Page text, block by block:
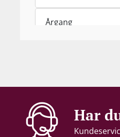
Årgang
Alkohol-%
13 %
Har